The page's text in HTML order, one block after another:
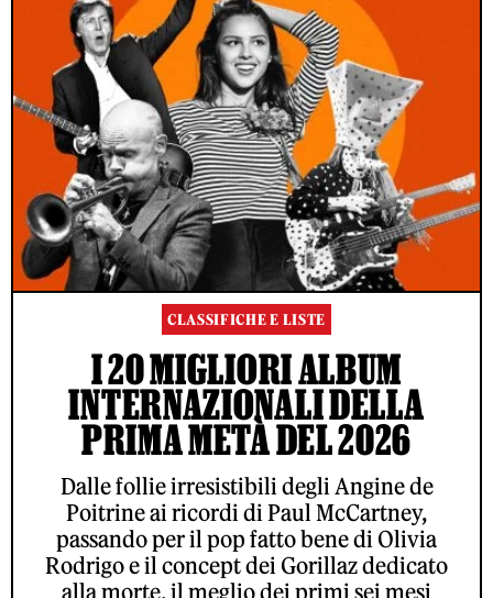
CLASSIFICHE E LISTE
I 20 MIGLIORI ALBUM
INTERNAZIONALI DELLA
PRIMA METÀ DEL 2026
Dalle follie irresistibili degli Angine de
Poitrine ai ricordi di Paul McCartney,
passando per il pop fatto bene di Olivia
Rodrigo e il concept dei Gorillaz dedicato
alla morte, il meglio dei primi sei mesi